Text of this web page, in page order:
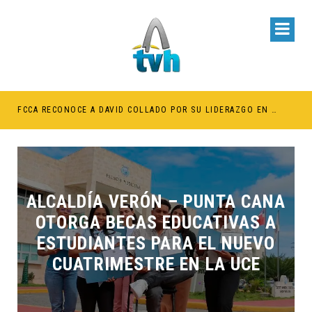
FCCA RECONOCE A DAVID COLLADO POR SU LIDERAZGO EN EL CRECIMIENTO DE LA INDUSTRIA DE CRUCEROS EN RD
ALCALDÍA VERÓN – PUNTA CANA
OTORGA BECAS EDUCATIVAS A
ESTUDIANTES PARA EL NUEVO
CUATRIMESTRE EN LA UCE